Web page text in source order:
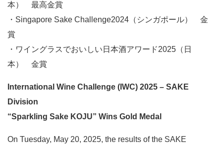
本） 最高金賞
・Singapore Sake Challenge2024（シンガポール） 金
賞
・ワイングラスでおいしい日本酒アワード2025（日
本） 金賞
International Wine Challenge (IWC) 2025 – SAKE
Division
“Sparkling Sake KOJU” Wins Gold Medal
On Tuesday, May 20, 2025, the results of the SAKE